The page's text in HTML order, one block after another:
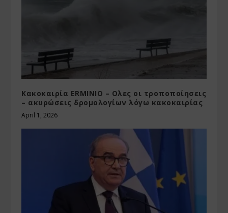
Κακοκαιρία ERMINIO – Ολες οι τροποποίησεις
– ακυρώσεις δρομολογίων λόγω κακοκαιρίας
April 1, 2026